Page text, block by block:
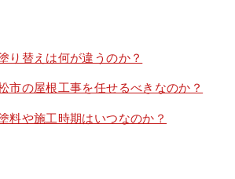
り替えは何が違うのか？
市の屋根工事を任せるべきなのか？
料や施工時期はいつなのか？